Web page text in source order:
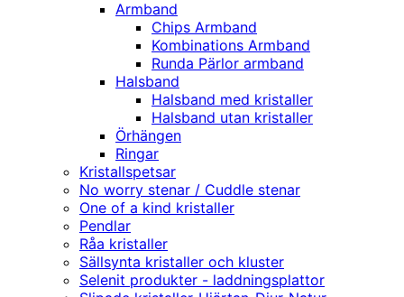
Armband
Chips Armband
Kombinations Armband
Runda Pärlor armband
Halsband
Halsband med kristaller
Halsband utan kristaller
Örhängen
Ringar
Kristallspetsar
No worry stenar / Cuddle stenar
One of a kind kristaller
Pendlar
Råa kristaller
Sällsynta kristaller och kluster
Selenit produkter - laddningsplattor